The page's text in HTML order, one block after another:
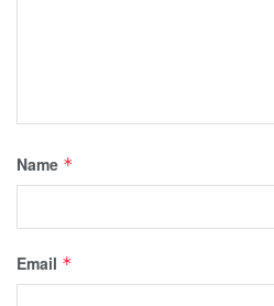
Name *
Email *